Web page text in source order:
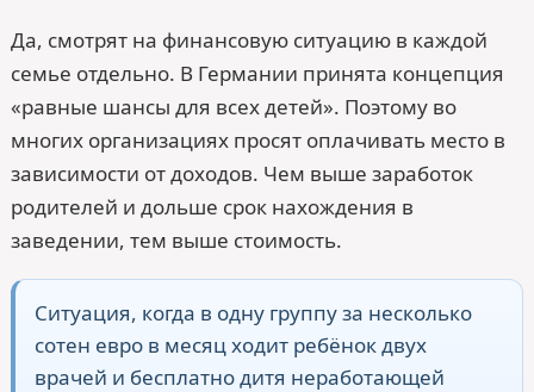
Да, смотрят на финансовую ситуацию в каждой
семье отдельно. В Германии принята концепция
«равные шансы для всех детей». Поэтому во
многих организациях просят оплачивать место в
зависимости от доходов. Чем выше заработок
родителей и дольше срок нахождения в
заведении, тем выше стоимость.
Ситуация, когда в одну группу за несколько
сотен евро в месяц ходит ребёнок двух
врачей и бесплатно дитя неработающей